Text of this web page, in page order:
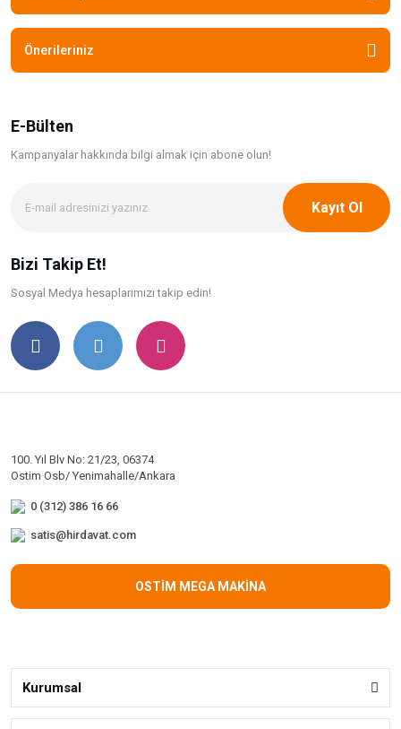
Önerileriniz
E-Bülten
Kampanyalar hakkında bilgi almak için abone olun!
Kayıt Ol
Bizi Takip Et!
Sosyal Medya hesaplarımızı takip edin!
100. Yıl Blv No: 21/23, 06374
Ostim Osb/ Yenimahalle/Ankara
0 (312) 386 16 66
satis@hirdavat.com
OSTİM MEGA MAKİNA
Kurumsal